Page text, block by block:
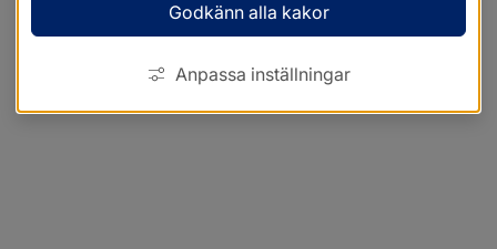
Godkänn alla kakor
Anpassa inställningar